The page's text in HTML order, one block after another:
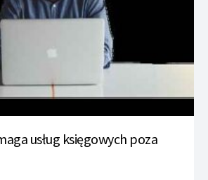
usług księgowych poza